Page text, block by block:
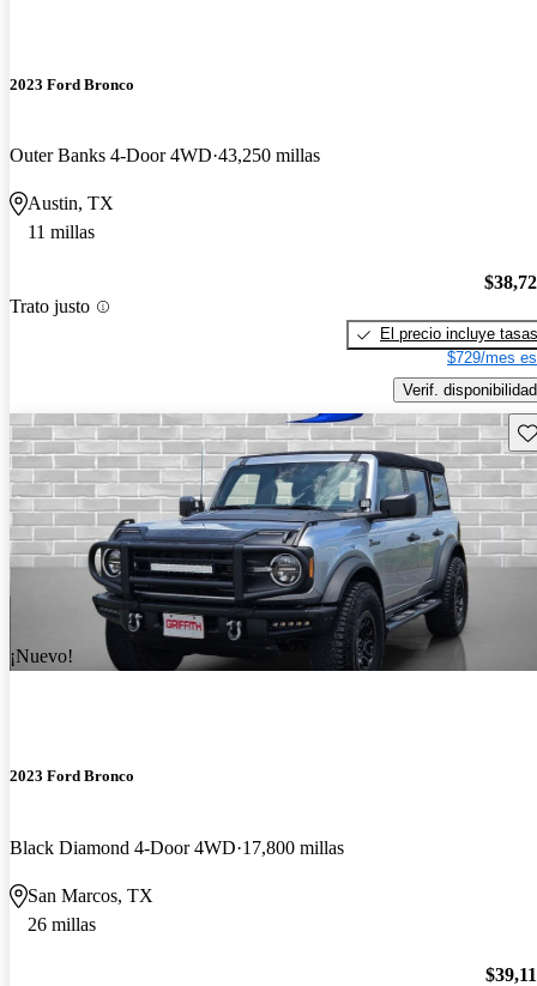
2023 Ford Bronco
Outer Banks 4-Door 4WD 43,250 millas
Austin, TX
11 millas
Trato justo
El precio incluye tasas
$729/mes
Verif. disponibilidad
¡Nuevo!
2023 Ford Bronco
Black Diamond 4-Door 4WD 17,800 millas
San Marcos, TX
26 millas